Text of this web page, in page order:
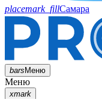
placemark_fillСамара
barsМеню
Меню
xmark